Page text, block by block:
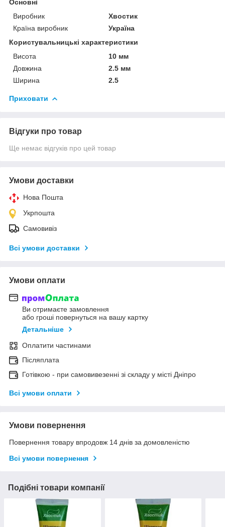
Основні
Виробник
Хвостик
Країна виробник
Україна
Користувальницькі характеристики
Висота
10 мм
Довжина
2.5 мм
Ширина
2.5
Приховати
Відгуки про товар
Ще немає відгуків про цей товар
Умови доставки
Нова Пошта
Укрпошта
Самовивіз
Всі умови доставки
Умови оплати
Ви отримаєте замовлення
або гроші повернуться на вашу картку
Детальніше
Оплатити частинами
Післяплата
Готівкою - при самовивезенні зі складу у місті Дніпро
Всі умови оплати
Умови повернення
Повернення товару впродовж 14 днів за домовленістю
Всі умови повернення
Подібні товари компанії